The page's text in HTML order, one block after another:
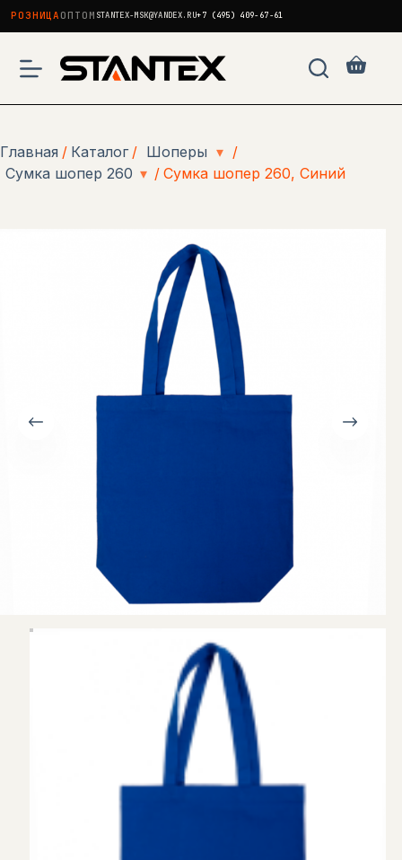
РОЗНИЦА ОПТОМ STANTEX-MSK@YANDEX.RU+7 (495) 409-67-61
сути
Главная / Каталог / Шоперы ▾ /
Сумка шопер 260 ▾ / Сумка шопер 260, Синий